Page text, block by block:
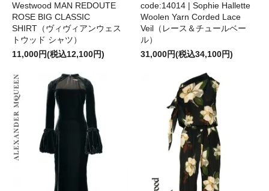
Westwood MAN REDOUTE
ROSE BIG CLASSIC
SHIRT（ヴィヴィアンウェス
トウッド シャツ）
11,000円(税込12,100円)
code:14014 | Sophie Hallette
Woolen Yarn Corded Lace
Veil（レース＆チュールベー
ル）
31,000円(税込34,100円)